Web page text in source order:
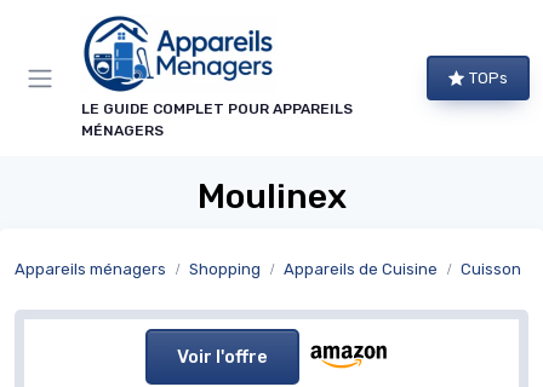
LE GUIDE COMPLET POUR APPAREILS
MÉNAGERS
TOPs
Moulinex
Appareils ménagers Shopping Appareils de Cuisine Cuisson
Voir l'offre
Panneau de gestion des cookies